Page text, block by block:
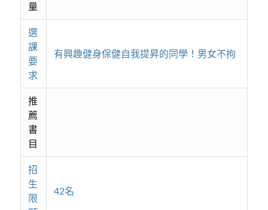
量
選
課
要
求
有興趣健身保健自我提昇的同學！男女不拘
推
薦
書
目
招
生
限
42名